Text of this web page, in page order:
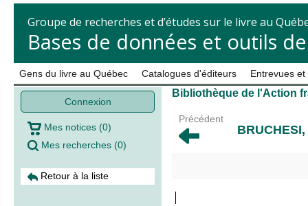
Groupe de recherches et d’études sur le livre au
Bases de données et outils
Gens du livre au Québec Catalogues d'éditeurs Entrevues
Connexion
Mes notices (0)
Mes recherches (0)
Retour à la liste
Bibliothèque de l'Action
Précédent